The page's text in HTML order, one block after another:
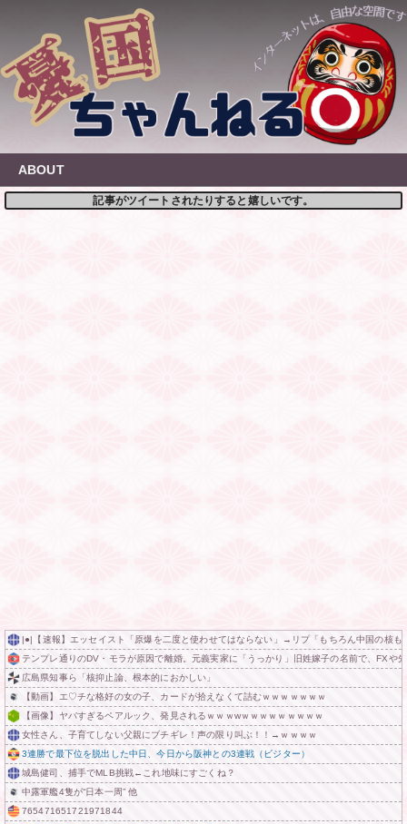
content
ABOUT
記事がツイートされたりすると嬉しいです。
|●|【速報】エッセイスト「原爆を二度と使わせてはならない」→リプ「もちろん中国の核
テンプレ通りのDV・モラが原因で離婚。元義実家に「うっかり」旧姓嫁子の名前で、FX
広島県知事ら「核抑止論、根本的におかしい」
【動画】エ♡チな格好の女の子、カードが拾えなくて詰むｗｗｗｗｗｗｗ
【画像】ヤバすぎるペアルック、発見されるｗｗｗwｗｗｗｗｗｗｗｗｗ
女性さん、子育てしない父親にブチギレ！声の限り叫ぶ！！→ｗｗｗｗ
3連勝で最下位を脱出した中日、今日から阪神との3連戦（ビジター）
城島健司、捕手でMLB挑戦←これ地味にすごくね？
中露軍艦4隻が“日本一周” 他
765471651721971844